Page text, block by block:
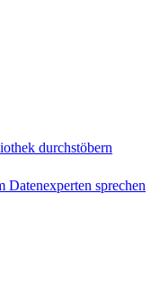
durchstöbern
Datenexperten sprechen